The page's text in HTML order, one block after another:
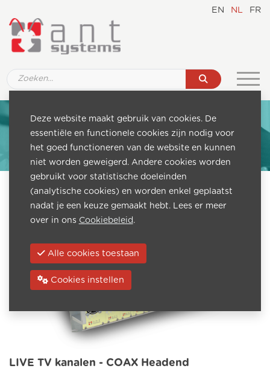
EN NL FR
LIVE TV kanalen - COAX Headend
Deze website maakt gebruik van cookies. De
essentiële en functionele cookies zijn nodig voor
het goed functioneren van de website en kunnen
niet worden geweigerd. Andere cookies worden
gebruikt voor statistische doeleinden
(analytische cookies) en worden enkel geplaatst
nadat je een keuze gemaakt hebt. Lees er meer
over in ons Cookiebeleid .
Alle cookies toestaan
Cookies instellen